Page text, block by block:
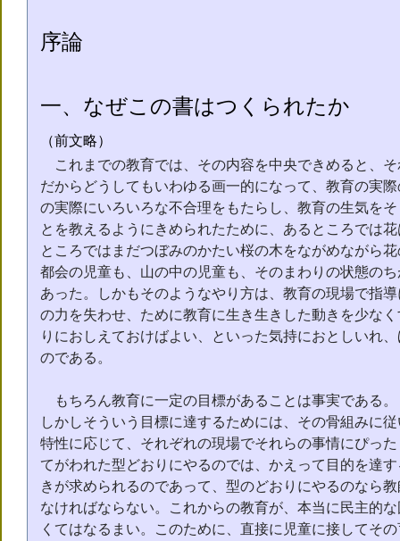
序論
一、なぜこの書はつくられたか
（前文略）
これまでの教育では、その内容を中央できめると、
だからどうしてもいわゆる画一的になって、教育の実
の実際にいろいろな不合理をもたらし、教育の生気を
とを教えるようにきめられたために、あるところでは
ところではまだつぼみのかたい桜の木をながめながら
都会の児童も、山の中の児童も、そのまわりの状態の
あった。しかもそのようなやり方は、教育の現場で指
の力を失わせ、ために教育に生き生きした動きを少な
りにおしえておけばよい、といった気持におとしいれ
のである。
もちろん教育に一定の目標があることは事実である
しかしそういう目標に達するためには、その骨組みに
特性に応じて、それぞれの現場でそれらの事情にぴっ
てがわれた型どおりにやるのでは、かえって目的を達
きが求められるのであって、型のどおりにやるのなら
なければならない。これからの教育が、本当に民主的
くてはなるまい。このために、直接に児童に接してそ